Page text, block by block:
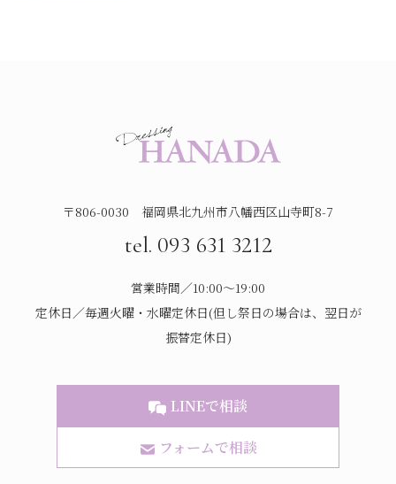
〒806-0030 福岡県北九州市八幡西区山寺町8-7
tel. 093 631 3212
営業時間／10:00～19:00
定休日／毎週火曜・水曜定休日(但し祭日の場合は、翌日が
振替定休日)
LINEで相談
フォームで相談